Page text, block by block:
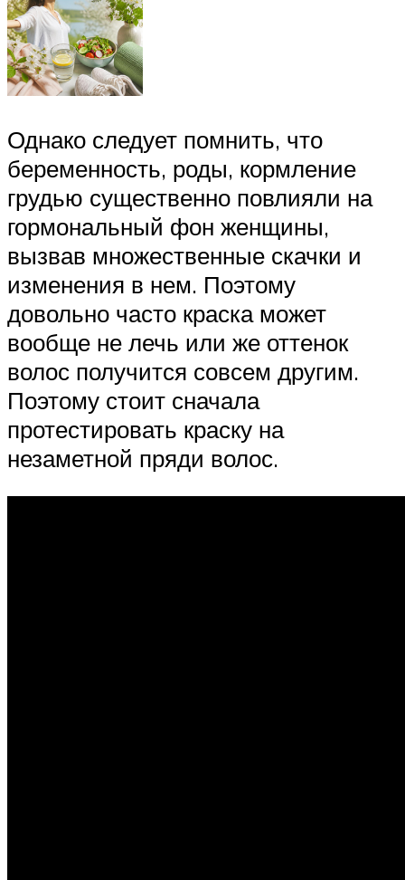
Однако следует помнить, что
беременность, роды, кормление
грудью существенно повлияли на
гормональный фон женщины,
вызвав множественные скачки и
изменения в нем. Поэтому
довольно часто краска может
вообще не лечь или же оттенок
волос получится совсем другим.
Поэтому стоит сначала
протестировать краску на
незаметной пряди волос.